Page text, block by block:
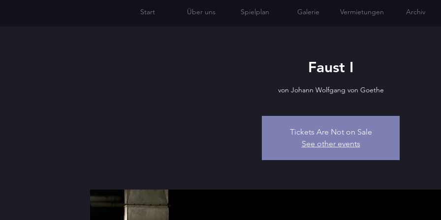
Faust I
von Johann Wolfgang von Goethe
Tickets Are Not on Sale
See other events
Start Über uns Spielplan Galerie Vermietungen Archiv